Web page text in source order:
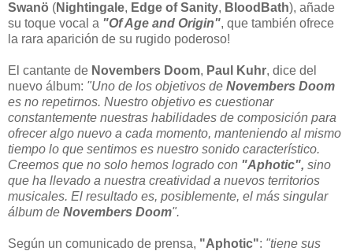
Swanö (Nightingale, Edge of Sanity, BloodBath), añade
su toque vocal a "Of Age and Origin", que también ofrece
la rara aparición de su rugido poderoso!
El cantante de Novembers Doom, Paul Kuhr, dice del
nuevo álbum: "Uno de los objetivos de Novembers Doom
es no repetirnos. Nuestro objetivo es cuestionar
constantemente nuestras habilidades de composición para
ofrecer algo nuevo a cada momento, manteniendo al mismo
tiempo lo que sentimos es nuestro sonido característico.
Creemos que no solo hemos logrado con "Aphotic", sino
que ha llevado a nuestra creatividad a nuevos territorios
musicales. El resultado es, posiblemente, el más singular
álbum de Novembers Doom".
Según un comunicado de prensa, "Aphotic": "tiene sus